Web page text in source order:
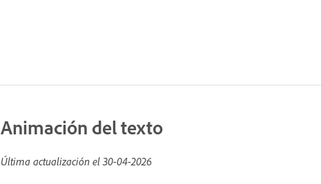
Animación del texto
Última actualización el 30-04-2026